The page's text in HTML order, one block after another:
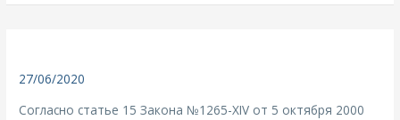
27/06/2020
Согласно статье 15 Закона №1265-XIV от 5 октября 2000